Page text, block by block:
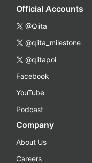
Official Accounts
@Qiita
@qiita_milestone
@qiitapoi
Facebook
YouTube
Podcast
Company
About Us
Careers